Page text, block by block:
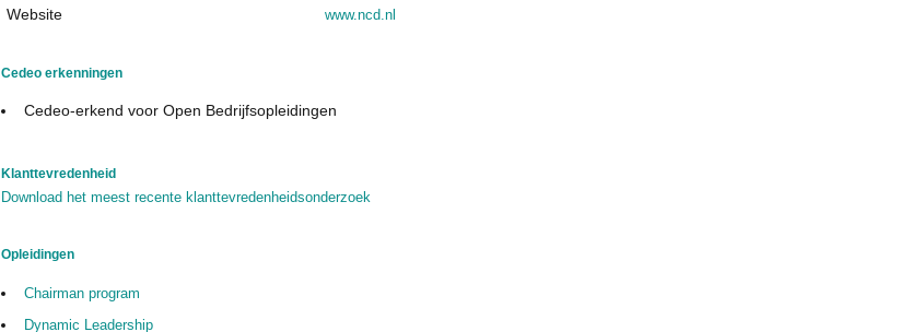
Website
www.ncd.nl
Cedeo erkenningen
Cedeo-erkend voor Open Bedrijfsopleidingen
Klanttevredenheid
Download het meest recente klanttevredenheidsonderzoek
Opleidingen
Chairman program
Dynamic Leadership